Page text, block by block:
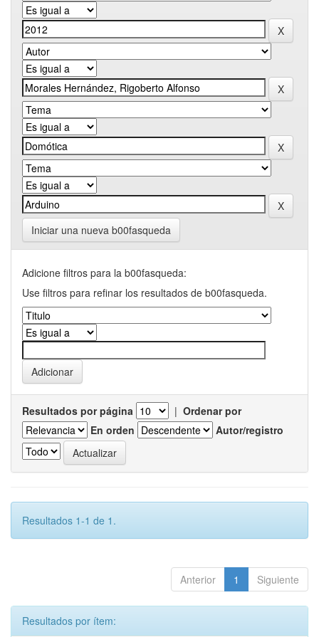
Iniciar una nueva b00fasqueda
Adicione filtros para la b00fasqueda:
Use filtros para refinar los resultados de b00fasqueda.
Resultados por página | Ordenar por
En orden
Autor/registro
Resultados 1-1 de 1.
Anterior 1 Siguiente
Resultados por ítem: